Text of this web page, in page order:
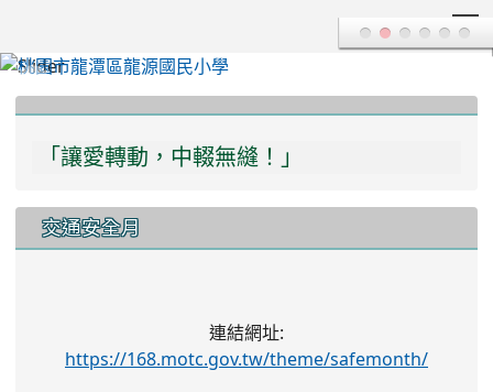
「讓愛轉動，中輟無縫！」
交通安全月
連結網址:
https://168.motc.gov.tw/theme/safemonth/